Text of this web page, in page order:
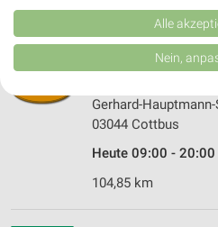
116,69 km •
Gerhard-
03044 Cottbus
Heute 09:00 - 20:00
104,85 km
Kombinationen von Daten aus
Verbesserung der Angebote.
von Inhalten.
Daten können außerhalb der
Website/App.
Partnerliste anzeigen (1 IAB-
Wir nutzen Ihre Daten für folgende
Alle
Nein,